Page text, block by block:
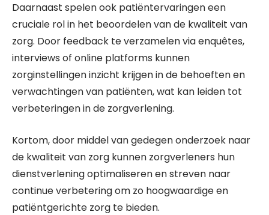
Daarnaast spelen ook patiëntervaringen een
cruciale rol in het beoordelen van de kwaliteit van
zorg. Door feedback te verzamelen via enquêtes,
interviews of online platforms kunnen
zorginstellingen inzicht krijgen in de behoeften en
verwachtingen van patiënten, wat kan leiden tot
verbeteringen in de zorgverlening.
Kortom, door middel van gedegen onderzoek naar
de kwaliteit van zorg kunnen zorgverleners hun
dienstverlening optimaliseren en streven naar
continue verbetering om zo hoogwaardige en
patiëntgerichte zorg te bieden.